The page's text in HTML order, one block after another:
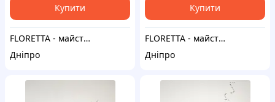
Купити
FLORETTA - майстерня емоцій
Дніпро
Купити
FLORETTA - майстерня емоцій
Дніпро